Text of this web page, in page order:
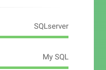
SQLserver
My SQL